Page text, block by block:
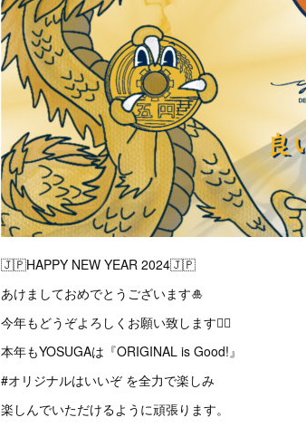
🇯🇵HAPPY NEW YEAR 2024🇯🇵
あけましておめでとうございます🎍
今年もどうぞよろしくお願い致します🙇‍♂️
本年もYOSUGAは『ORIGINAL is Good!』
#オリジナルはいいぞ を全力で楽しみ
楽しんでいただけるように頑張ります。